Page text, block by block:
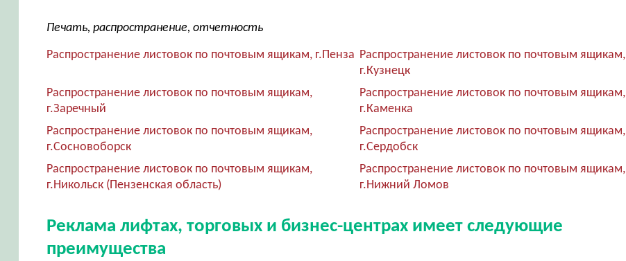
Печать, распространение, отчетность
Распространение листовок по почтовым ящикам, г.Пенза Распространение листовок по почтовым ящикам,
г.Кузнецк
Распространение листовок по почтовым ящикам,
г.Заречный
Распространение листовок по почтовым ящикам,
г.Каменка
Распространение листовок по почтовым ящикам,
г.Сосновоборск
Распространение листовок по почтовым ящикам,
г.Сердобск
Распространение листовок по почтовым ящикам,
г.Никольск (Пензенская область)
Распространение листовок по почтовым ящикам,
г.Нижний Ломов
Реклама лифтах, торговых и бизнес-центрах имеет следующие
преимущества